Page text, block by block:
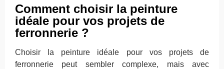
Comment choisir la peinture
idéale pour vos projets de
ferronnerie ?
Choisir la peinture idéale pour vos projets de
ferronnerie peut sembler complexe, mais avec